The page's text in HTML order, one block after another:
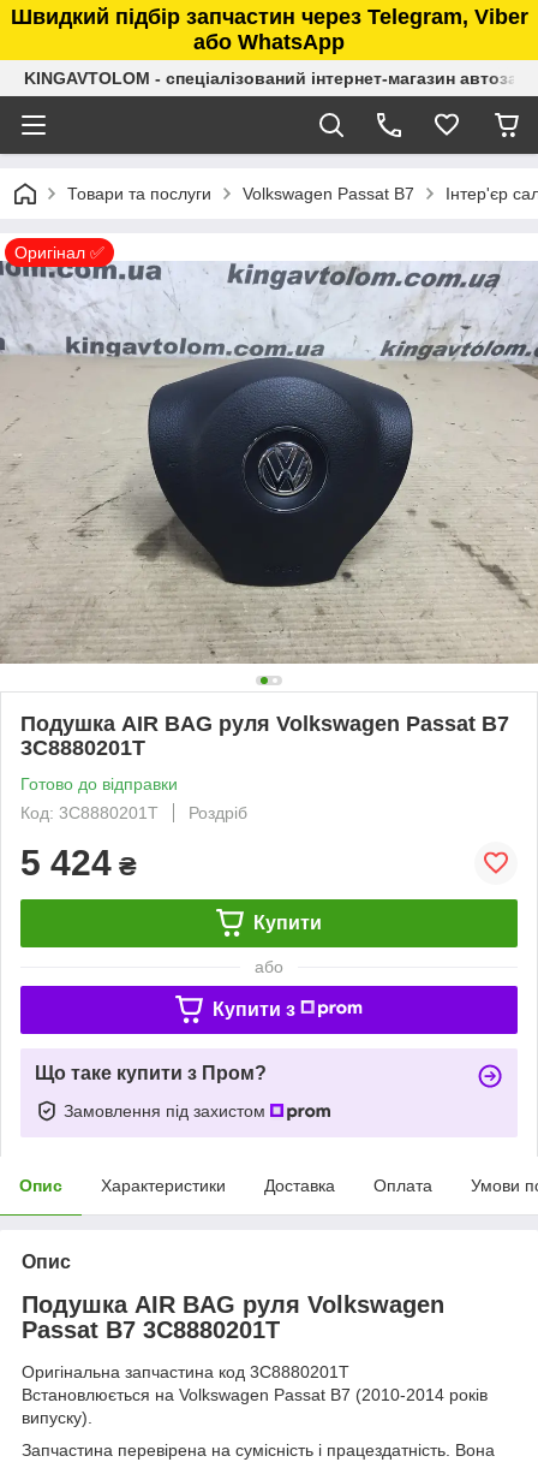
Швидкий підбір запчастин через Telegram, Viber
або WhatsApp
KINGAVTOLOM - спеціалізований інтернет-магазин
Товари та послуги Volkswagen Passat B7 Інтер'єр
Оригінал ✅
Подушка AIR BAG руля Volkswagen Passat B7
3C8880201T
Готово до відправки
Код: 3C8880201T
Роздріб
5 424 ₴
Купити
або
Купити з
Що таке купити з Пром?
Замовлення під захистом
Опис Характеристики Доставка Оплата Умови
Опис
Подушка AIR BAG руля Volkswagen
Passat B7 3C8880201T
Оригінальна запчастина код 3C8880201T
Встановлюється на Volkswagen Passat B7 (2010-2014 років
випуску).
Запчастина перевірена на сумісність і працездатність. Вона